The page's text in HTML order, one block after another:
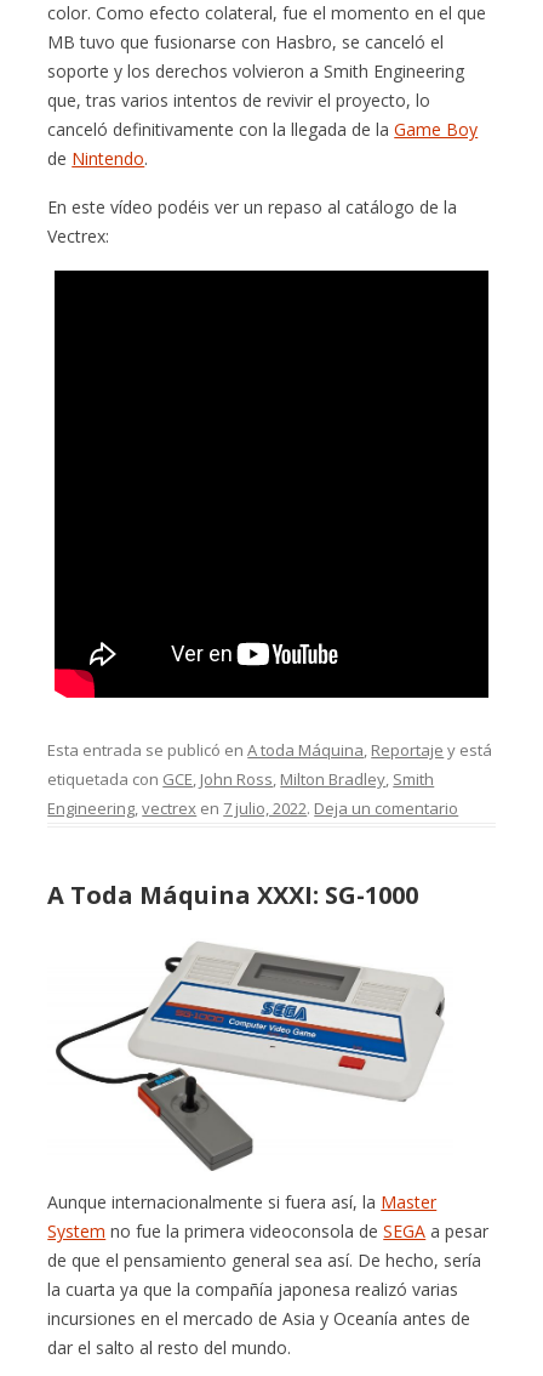
color. Como efecto colateral, fue el momento en el que
MB tuvo que fusionarse con Hasbro, se canceló el
soporte y los derechos volvieron a Smith Engineering
que, tras varios intentos de revivir el proyecto, lo
canceló definitivamente con la llegada de laGame Boy
de Nintendo.
En este vídeo podéis ver un repaso al catálogo de la
Vectrex:
Esta entrada se publicó enA toda Máquina, Reportaje y está
etiquetada con GCE, John Ross, Milton Bradley, Smith
Engineering,vectrex en 7 julio, 2022. Deja un comentario
A Toda Máquina XXXI: SG-1000
Aunque internacionalmente si fuera así, la Master
System no fue la primera videoconsola deSEGA a pesar
de que el pensamiento general sea así. De hecho, sería
la cuarta ya que la compañía japonesa realizó varias
incursiones en el mercado de Asia y Oceanía antes de
dar el salto al resto del mundo.